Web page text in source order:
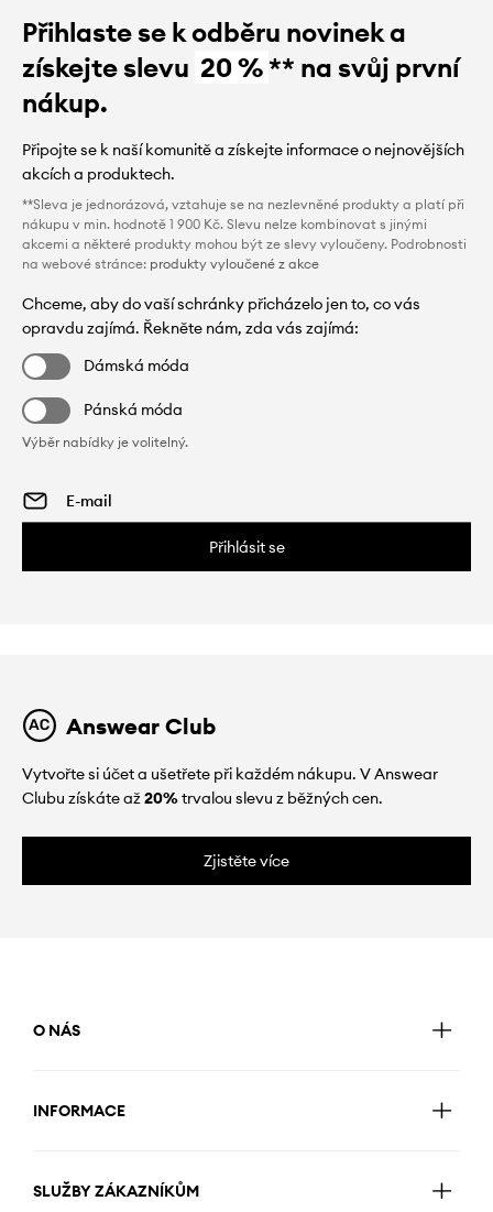
Přihlaste se k odběru novinek a
získejte slevu 20 %** na svůj první
nákup.
Připojte se k naší komunitě a získejte informace o nejnovějších
akcích a produktech.
**Sleva je jednorázová, vztahuje se na nezlevněné produkty a platí při
nákupu v min. hodnotě 1 900 Kč. Slevu nelze kombinovat s jinými
akcemi a některé produkty mohou být ze slevy vyloučeny. Podrobnosti
na webové stránce: produkty vyloučené z akce
Chceme, aby do vaší schránky přicházelo jen to, co vás
opravdu zajímá. Řekněte nám, zda vás zajímá:
Dámská móda
Pánská móda
Výběr nabídky je volitelný.
Přihlásit se
Answear Club
Vytvořte si účet a ušetřete při každém nákupu. V Answear
Clubu získáte až20%trvalou slevu z běžných cen.
Zjistěte více
O NÁS
INFORMACE
SLUŽBY ZÁKAZNÍKŮM